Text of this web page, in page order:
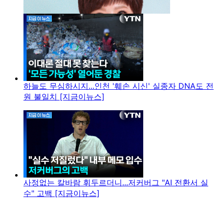
하늘도 무심하시지...인천 '훼손 시신' 실종자 DNA도 전
원 불일치 [지금이뉴스]
사정없는 칼바람 휘두르더니...저커버그 "AI 전환서 실
수" 고백 [지금이뉴스]